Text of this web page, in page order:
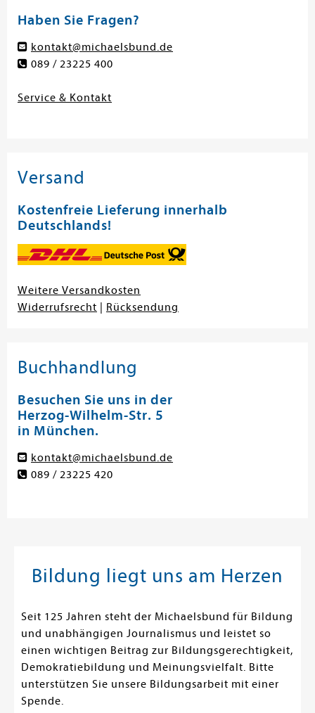
Haben Sie Fragen?
kontakt@michaelsbund.de
089 / 23225 400
Service & Kontakt
Versand
Kostenfreie Lieferung innerhalb
Deutschlands!
Weitere Versandkosten
Widerrufsrecht
Rücksendung
Buchhandlung
Besuchen Sie uns in der
Herzog-Wilhelm-Str. 5
in München.
kontakt@michaelsbund.de
089 / 23225 420
Bildung liegt uns am Herzen
Seit 125 Jahren steht der Michaelsbund für Bildung
und unabhängigen Journalismus und leistet so
einen wichtigen Beitrag zur Bildungsgerechtigkeit,
Demokratiebildung und Meinungsvielfalt. Bitte
unterstützen Sie unsere Bildungsarbeit mit einer
Spende.